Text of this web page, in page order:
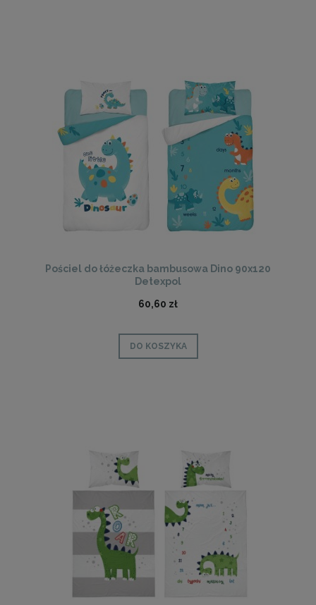
Pościel do łóżeczka bambusowa Dino 90x120
Detexpol
60,60 zł
DO KOSZYKA